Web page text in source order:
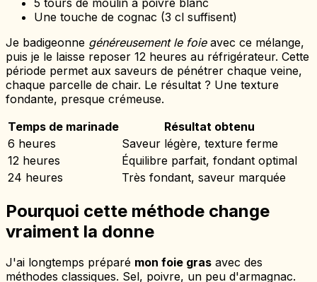
Une touche de cognac (3 cl suffisent)
Je badigeonne généreusement le foieavec ce mélange,
puis je le laisse reposer 12 heures au réfrigérateur. Cette
période permet aux saveurs de pénétrer chaque veine,
chaque parcelle de chair. Le résultat ? Une texture
fondante, presque crémeuse.
Temps de marinade
Résultat obtenu
6 heures
Saveur légère, texture ferme
12 heures
Équilibre parfait, fondant optimal
24 heures
Très fondant, saveur marquée
Pourquoi cette méthode change
vraiment la donne
J'ai longtemps préparé mon foie gras avec des
méthodes classiques. Sel, poivre, un peu d'armagnac.